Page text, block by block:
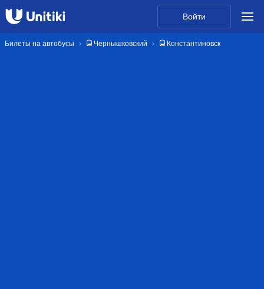
Войти
Билеты на автобусы 🚍 Чернышковский 🚍 Константиновск